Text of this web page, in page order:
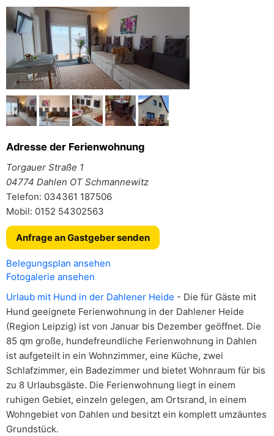
Adresse der Ferienwohnung
Torgauer Straße 1
04774 Dahlen OT Schmannewitz
Telefon: 034361 187506
Mobil: 0152 54302563
Anfrage an Gastgeber senden
Belegungsplan ansehen
Fotogalerie ansehen
Urlaub mit Hund in der Dahlener Heide - Die für Gäste mit
Hund geeignete Ferienwohnung in der Dahlener Heide
(Region Leipzig) ist von Januar bis Dezember geöffnet. Die
85 qm große, hundefreundliche Ferienwohnung in Dahlen
ist aufgeteilt in ein Wohnzimmer, eine Küche, zwei
Schlafzimmer, ein Badezimmer und bietet Wohnraum für bis
zu 8 Urlaubsgäste. Die Ferienwohnung liegt in einem
ruhigen Gebiet, einzeln gelegen, am Ortsrand, in einem
Wohngebiet von Dahlen und besitzt ein komplett umzäuntes
Grundstück.